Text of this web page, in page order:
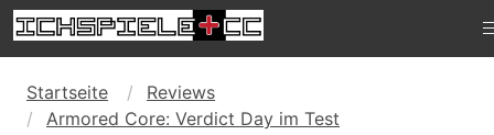
Startseite
Reviews
Armored Core: Verdict Day im Test